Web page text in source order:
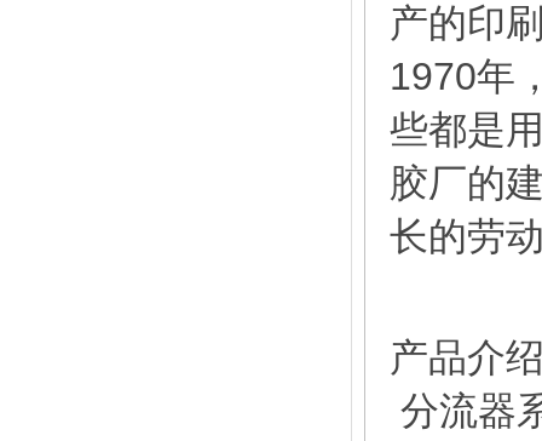
产的印
1970年
些都是
胶厂的
长的劳
产品介
分流器